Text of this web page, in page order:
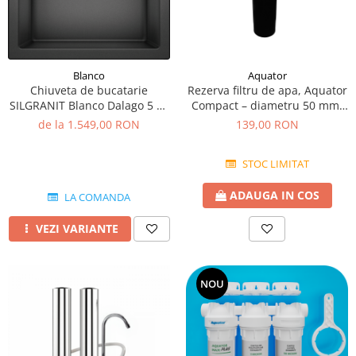
Blanco
Chiuveta de bucatarie
SILGRANIT Blanco Dalago 5 cu
excentric
de la 1.549,00 RON
LA COMANDA
VEZI VARIANTE
Aquator
Rezerva filtru de apa, Aquator
Compact – diametru 50 mm,
4000 L
139,00 RON
STOC LIMITAT
ADAUGA IN COS
NOU